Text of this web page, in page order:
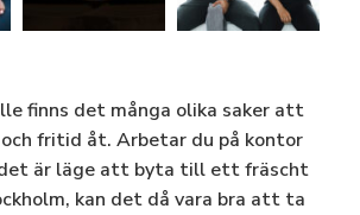
finns det många olika saker att
och fritid åt. Arbetar du på kontor
är läge att byta till ett fräscht
, kan det då vara bra att ta